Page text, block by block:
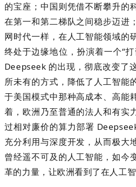
的宝座；中国则凭借不断攀升的
在第一和第二梯队之间稳步迈进
网时代一样，在人工智能领域的
终处于边缘地位，扮演着一个“打
Deepseek 的出现，彻底改变了
所未有的方式，降低了人工智能
于美国模式中那种高成本、高能
着，欧洲乃至普通的法人和有实
过相对廉价的算力部署
充分利用与深度开发，从而极大
曾经遥不可及的人工智能，如今
革的力量，让欧洲看到了在人工